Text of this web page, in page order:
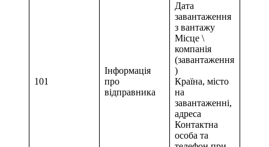
101
Інформація
про
відправника
Дата
завантаження
з вантажу
Місце \
компанія
(завантаження
)
Країна, місто
на
завантаженні,
адреса
Контактна
особа та